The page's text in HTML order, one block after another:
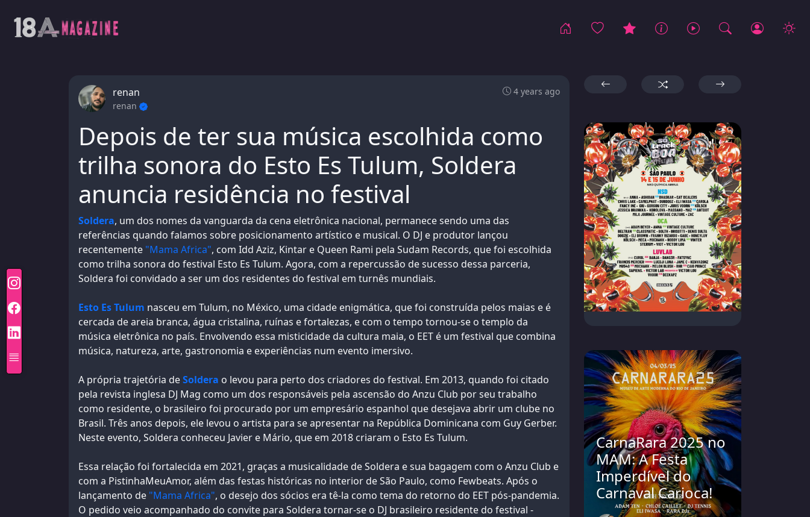
renan
4 years ago
renan
Depois de ter sua música escolhida como
trilha sonora do Esto Es Tulum, Soldera
anuncia residência no festival
Soldera, um dos nomes da vanguarda da cena eletrônica nacional, permanece sendo uma das
referências quando falamos sobre posicionamento artístico e musical. O DJ e produtor lançou
recentemente "Mama Africa", com Idd Aziz, Kintar e Queen Rami pela Sudam Records, que foi escolhida
como trilha sonora do festival Esto Es Tulum. Agora, com a repercussão de sucesso dessa parceria,
Soldera foi convidado a ser um dos residentes do festival em turnês mundiais.
Esto Es Tulum nasceu em Tulum, no México, uma cidade enigmática, que foi construída pelos maias e é
cercada de areia branca, água cristalina, ruínas e fortalezas, e com o tempo tornou-se o templo da
música eletrônica no país. Envolvendo essa misticidade da cultura maia, o EET é um festival que combina
música, natureza, arte, gastronomia e experiências num evento imersivo.
A própria trajetória deSoldera o levou para perto dos criadores do festival. Em 2013, quando foi citado
pela revista inglesa DJ Mag como um dos responsáveis pela ascensão do Anzu Club por seu trabalho
como residente, o brasileiro foi procurado por um empresário espanhol que desejava abrir um clube no
Brasil. Três anos depois, ele levou o artista para se apresentar na República Dominicana com Guy Gerber.
Neste evento, Soldera conheceu Javier e Mário, que em 2018 criaram o Esto Es Tulum.
Essa relação foi fortalecida em 2021, graças a musicalidade de Soldera e sua bagagem com o Anzu Club e
com a PistinhaMeuAmor, além das festas históricas no interior de São Paulo, como Fewbeats. Após o
lançamento de "Mama Africa", o desejo dos sócios era tê-la como tema do retorno do EET pós-pandemia.
O pedido veio acompanhado do convite para Soldera tornar-se o DJ brasileiro residente do festival -
CarnaRara 2025 no
MAM: A Festa
Imperdível do
Carnaval Carioca!